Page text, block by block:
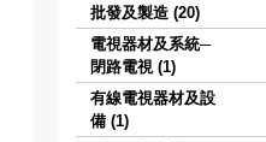
批發及製造 (20)
電視器材及系統─
閉路電視 (1)
有線電視器材及設
備 (1)